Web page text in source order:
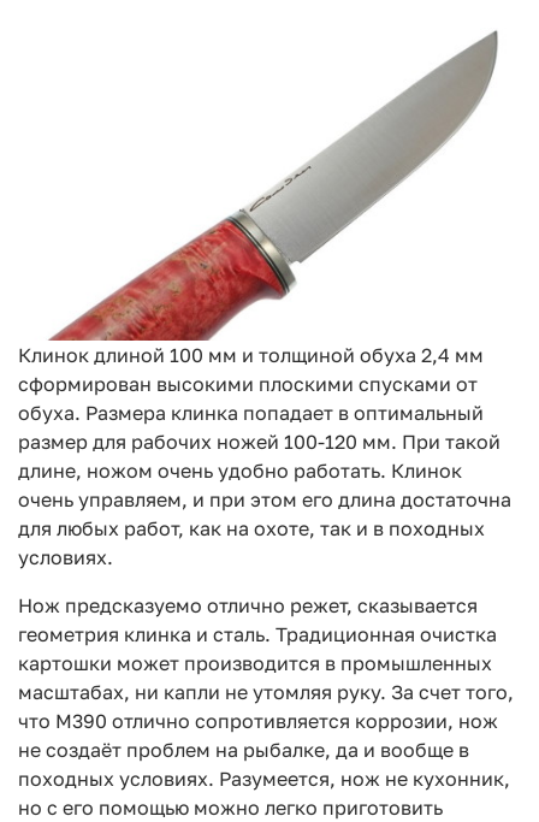
Клинок длиной 100 мм и толщиной обуха 2,4 мм
сформирован высокими плоскими спусками от
обуха. Размера клинка попадает в оптимальный
размер для рабочих ножей 100-120 мм. При такой
длине, ножом очень удобно работать. Клинок
очень управляем, и при этом его длина достаточна
для любых работ, как на охоте, так и в походных
условиях.
Нож предсказуемо отлично режет, сказывается
геометрия клинка и сталь. Традиционная очистка
картошки может производится в промышленных
масштабах, ни капли не утомляя руку. За счет того,
что М390 отлично сопротивляется коррозии, нож
не создаёт проблем на рыбалке, да и вообще в
походных условиях. Разумеется, нож не кухонник,
но с его помощью можно легко приготовить